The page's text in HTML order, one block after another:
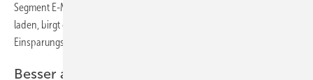
Segment E-Mobilität und diejenigen, die ihr Elektroauto zu Hause
laden, birgt das schon heute ein sehr interessantes
Einsparungspotenzial.”
Besser an die Strombörse angebunden